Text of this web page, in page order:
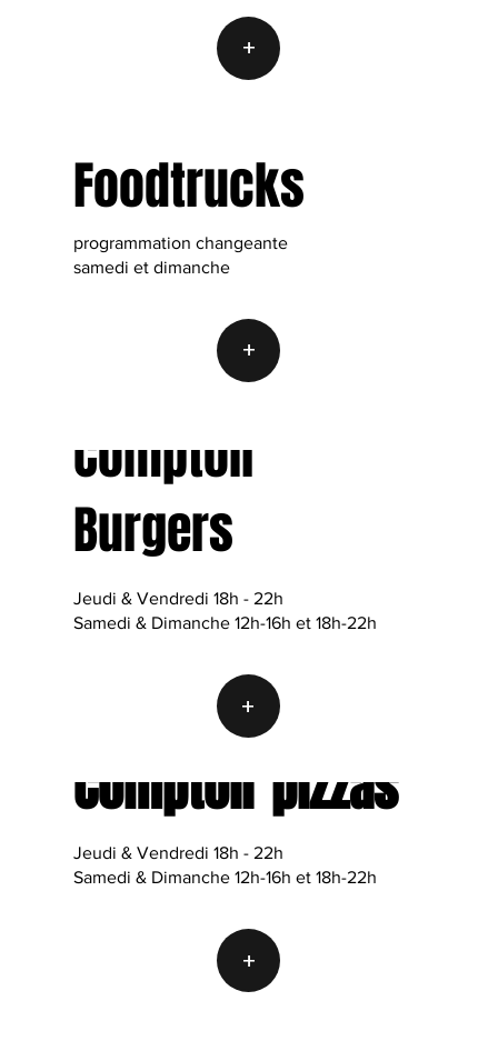
Comptoir pizzas
Jeudi & Vendredi 18h - 22h
Samedi & Dimanche 12h-16h et 18h-22h
+
Comptoir
Burgers
Jeudi & Vendredi 18h - 22h
Samedi & Dimanche 12h-16h et 18h-22h
+
Foodtrucks
programmation changeante
samedi et dimanche
+
+